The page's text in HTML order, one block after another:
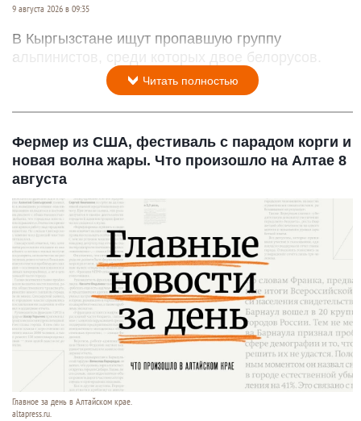
9 августа 2026 в 09:35
В Кыргызстане ищут пропавшую группу
альпинистов, среди которых двое белорусов.
Читать полностью
Фермер из США, фестиваль с парадом корги и
новая волна жары. Что произошло на Алтае 8
августа
Главное за день в Алтайском крае.
altapress.ru.